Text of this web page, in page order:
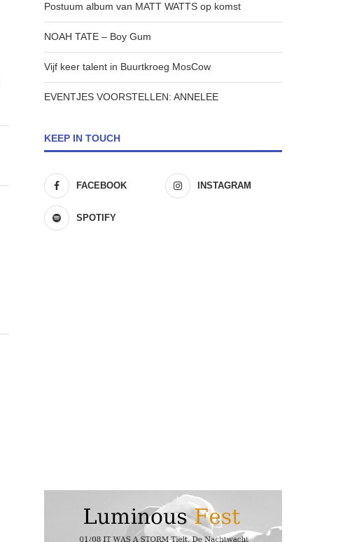
Postuum album van MATT WATTS op komst
NOAH TATE – Boy Gum
Vijf keer talent in Buurtkroeg MosCow
EVENTJES VOORSTELLEN: ANNELEE
KEEP IN TOUCH
FACEBOOK INSTAGRAM
SPOTIFY